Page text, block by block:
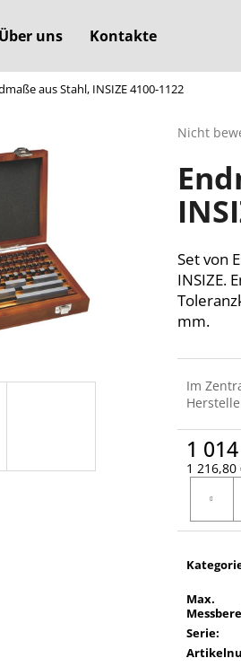
Über uns Kontakte
aus Stahl, INSIZE 4100-1122
Die
ist
0,0
von
Sternen.
Nicht
Set von
INSIZE.
mm.
Im
1
1
Max.
Serie:
SUCHEN